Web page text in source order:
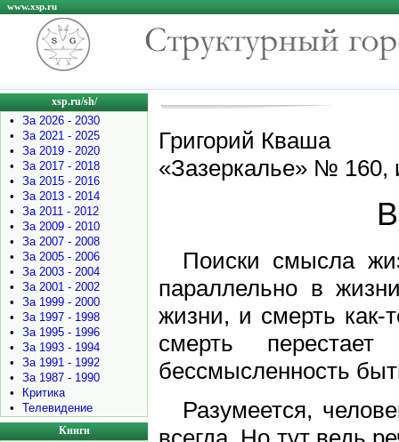
www.xsp.ru
xsp.ru/sh/
•
За 2026 - 2030
•
За 2021 - 2025
•
За 2019 - 2020
•
За 2017 - 2018
•
За 2015 - 2016
•
За 2013 - 2014
•
За 2011 - 2012
•
За 2009 - 2010
•
За 2007 - 2008
•
За 2005 - 2006
•
За 2003 - 2004
•
За 2001 - 2002
•
За 1999 - 2000
•
За 1997 - 1998
•
За 1995 - 1996
•
За 1993 - 1994
•
За 1991 - 1992
•
За 1987 - 1990
•
Критика
•
Телевидение
Книги
Григорий Кваша
«Зазеркалье» № 160,
Поиски смысла
параллельно в
жизни, и смерть как-
смерть
бессмысленность
Разумеется,